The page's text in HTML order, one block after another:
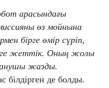
арасындағы
өз мойнына
бірге өмір сүріп,
жеттік. Оның жолы
жазды.
білдірген де болды.